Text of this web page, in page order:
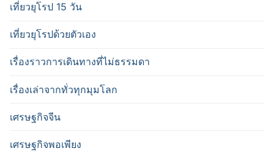
เที่ยวยุโรป 15 วัน
เที่ยวยุโรปด้วยตัวเอง
เรื่องราวการเดินทางที่ไม่ธรรมดา
เรื่องเล่าจากทั่วทุกมุมโลก
เศรษฐกิจจีน
เศรษฐกิจพอเพียง